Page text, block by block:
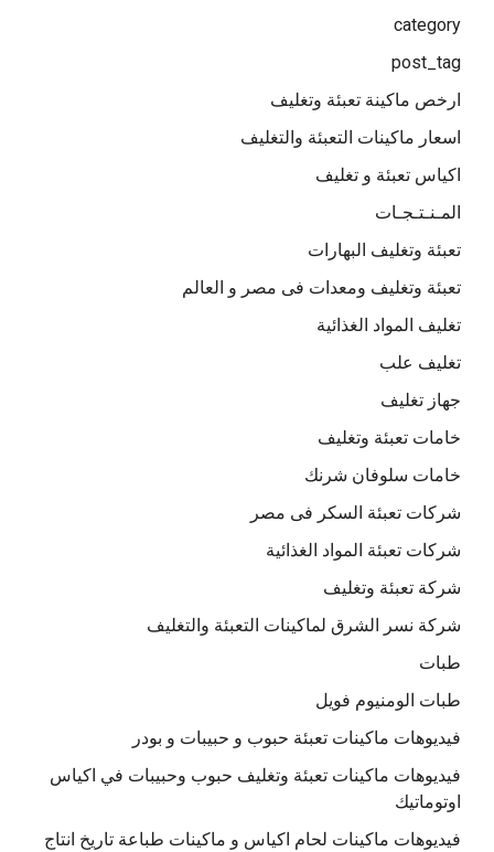
category
post_tag
ارخص ماكينة تعبئة وتغليف
اسعار ماكينات التعبئة والتغليف
اكياس تعبئة و تغليف
المـنـتـجـات
تعبئة وتغليف البهارات
تعبئة وتغليف ومعدات فى مصر و العالم
تغليف المواد الغذائية
تغليف علب
جهاز تغليف
خامات تعبئة وتغليف
خامات سلوفان شرنك
شركات تعبئة السكر فى مصر
شركات تعبئة المواد الغذائية
شركة تعبئة وتغليف
شركة نسر الشرق لماكينات التعبئة والتغليف
طبات
طبات الومنيوم فويل
فيديوهات ماكينات تعبئة حبوب و حبيبات و بودر
فيديوهات ماكينات تعبئة وتغليف حبوب وحبيبات في اكياس
اوتوماتيك
فيديوهات ماكينات لحام اكياس و ماكينات طباعة تاريخ انتاج